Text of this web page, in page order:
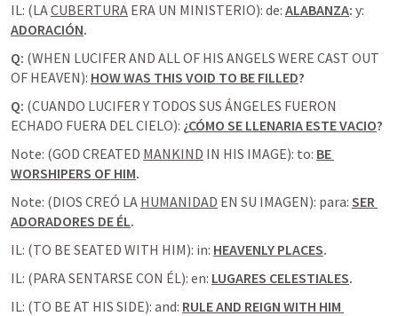
IL: (LA CUBERTURA ERA UN MINISTERIO): de: ALABANZA:
ADORACIÓN.
Q: (WHEN LUCIFER AND ALL OF HIS ANGELS WERE CAST OUT
OF HEAVEN): HOW WAS THIS VOID TO BE FILLED?
Q: (CUANDO LUCIFER Y TODOS SUS ÁNGELES FUERON
ECHADO FUERA DEL CIELO): ¿CÓMO SE LLENARIA ESTE VACIO?
Note: (GOD CREATED MANKIND IN HIS IMAGE): to: BE
WORSHIPERS OF HIM.
Note: (DIOS CREÓ LA HUMANIDAD EN SU IMAGEN): para: SER
ADORADORES DE ÉL.
IL: (TO BE SEATED WITH HIM): in: HEAVENLY PLACES.
IL: (PARA SENTARSE CON ÉL): en: LUGARES CELESTIALES.
IL: (TO BE AT HIS SIDE): and: RULE AND REIGN WITH HIM